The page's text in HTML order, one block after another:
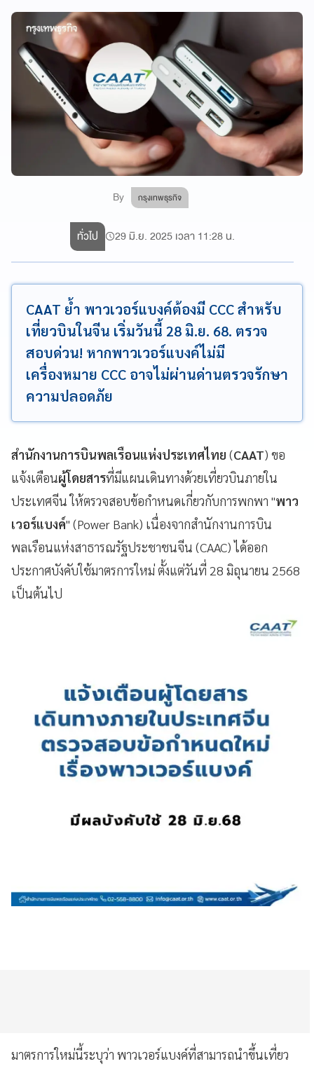
By กรุงเทพธุรกิจ
ทั่วไป 29 มิ.ย. 2025 เวลา 11:28 น.
CAAT ย้ำ พาวเวอร์แบงค์ต้องมี CCC สำหรับ
เที่ยวบินในจีน เริ่มวันนี้ 28 มิ.ย. 68. ตรวจ
สอบด่วน! หากพาวเวอร์แบงค์ไม่มี
เครื่องหมาย CCC อาจไม่ผ่านด่านตรวจรักษา
ความปลอดภัย
สำนักงานการบินพลเรือนแห่งประเทศไทย (CAAT) ขอ
แจ้งเตือนผู้โดยสารที่มีแผนเดินทางด้วยเที่ยวบินภายใน
ประเทศจีน ให้ตรวจสอบข้อกำหนดเกี่ยวกับการพกพา "พาว
เวอร์แบงค์" (Power Bank) เนื่องจากสำนักงานการบิน
พลเรือนแห่งสาธารณรัฐประชาชนจีน (CAAC) ได้ออก
ประกาศบังคับใช้มาตรการใหม่ ตั้งแต่วันที่ 28 มิถุนายน 2568
เป็นต้นไป
มาตรการใหม่นี้ระบุว่า พาวเวอร์แบงค์ที่สามารถนำขึ้นเที่ยว